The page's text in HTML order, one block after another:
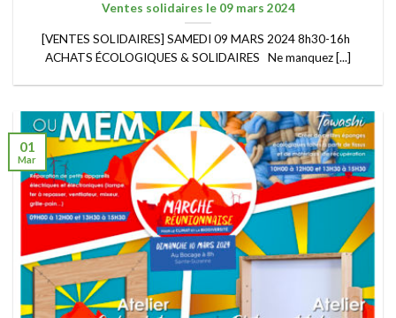
Ventes solidaires le 09 mars 2024
[VENTES SOLIDAIRES] SAMEDI 09 MARS 2024 8h30-16h
ACHATS ÉCOLOGIQUES & SOLIDAIRES Ne manquez [...]
01
Mar